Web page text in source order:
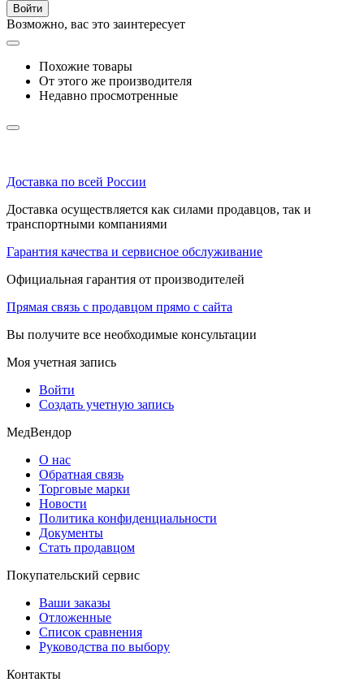
Войти
Возможно, вас это заинтересует
Похожие товары
От этого же производителя
Недавно просмотренные
Доставка по всей России
Доставка осуществляется как силами продавцов, так и
транспортными компаниями
Гарантия качества и сервисное обслуживание
Официальная гарантия от производителей
Прямая связь с продавцом прямо с сайта
Вы получите все необходимые консультации
Моя учетная запись
Войти
Создать учетную запись
МедВендор
О нас
Обратная связь
Торговые марки
Новости
Политика конфиденциальности
Документы
Стать продавцом
Покупательский сервис
Ваши заказы
Отложенные
Список сравнения
Руководства по выбору
Контакты